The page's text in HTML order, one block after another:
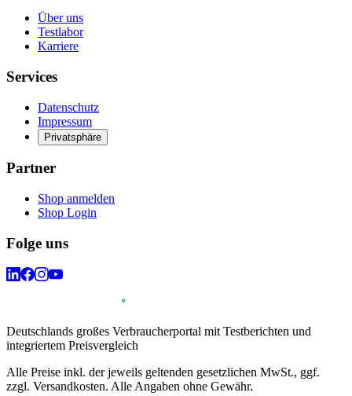
Über uns
Testlabor
Karriere
Services
Datenschutz
Impressum
Privatsphäre
Partner
Shop anmelden
Shop Login
Folge uns
Deutschlands großes Verbraucherportal mit Testberichten und
integriertem Preisvergleich
Alle Preise inkl. der jeweils geltenden gesetzlichen MwSt., ggf.
zzgl. Versandkosten. Alle Angaben ohne Gewähr.